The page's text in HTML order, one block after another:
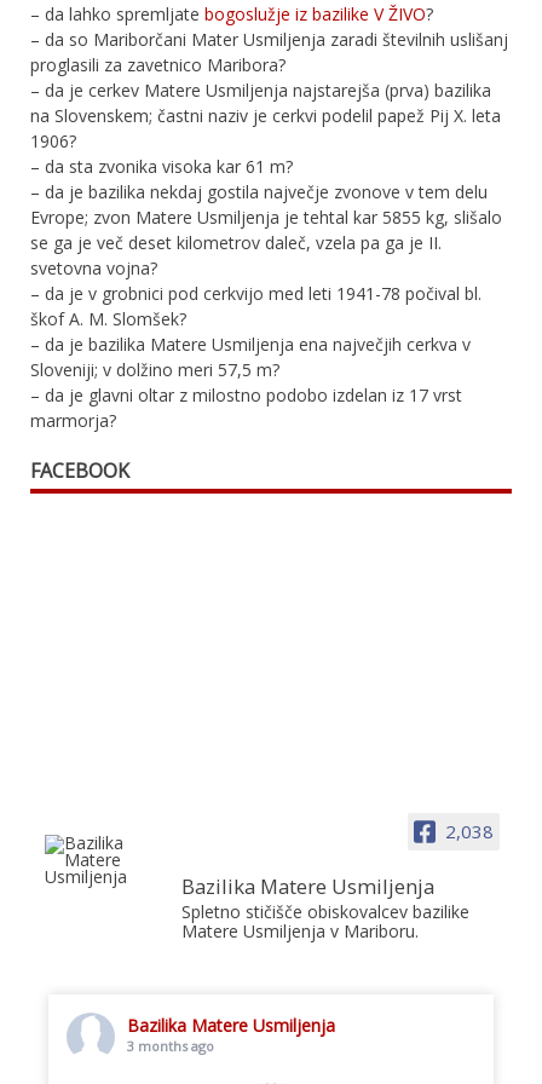
– da lahko spremljate bogoslužje iz bazilike V ŽIVO?
– da so Mariborčani Mater Usmiljenja zaradi številnih uslišanj
proglasili za zavetnico Maribora?
– da je cerkev Matere Usmiljenja najstarejša (prva) bazilika
na Slovenskem; častni naziv je cerkvi podelil papež Pij X. leta
1906?
– da sta zvonika visoka kar 61 m?
– da je bazilika nekdaj gostila največje zvonove v tem delu
Evrope; zvon Matere Usmiljenja je tehtal kar 5855 kg, slišalo
se ga je več deset kilometrov daleč, vzela pa ga je II.
svetovna vojna?
– da je v grobnici pod cerkvijo med leti 1941-78 počival bl.
škof A. M. Slomšek?
– da je bazilika Matere Usmiljenja ena največjih cerkva v
Sloveniji; v dolžino meri 57,5 m?
– da je glavni oltar z milostno podobo izdelan iz 17 vrst
marmorja?
FACEBOOK
2,038
Bazilika Matere Usmiljenja
Spletno stičišče obiskovalcev bazilike
Matere Usmiljenja v Mariboru.
Bazilika Matere Usmiljenja
3 months ago